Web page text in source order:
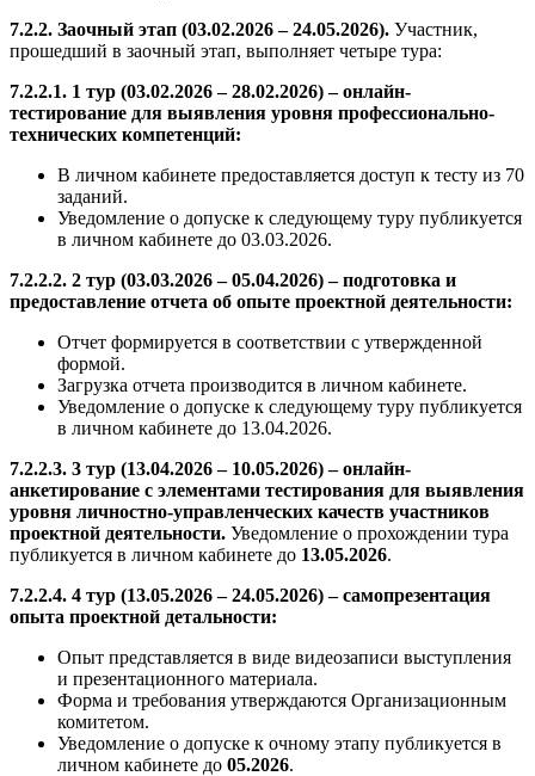
7.2.2. Заочный этап (03.02.2026 – 24.05.2026). Участник,
прошедший в заочный этап, выполняет четыре тура:
7.2.2.1. 1 тур (03.02.2026 – 28.02.2026) – онлайн-
тестирование для выявления уровня профессионально-
технических компетенций:
В личном кабинете предоставляется доступ к тесту из 70
заданий.
Уведомление о допуске к следующему туру публикуется
в личном кабинете до 03.03.2026.
7.2.2.2. 2 тур (03.03.2026 – 05.04.2026) – подготовка и
предоставление отчета об опыте проектной деятельности:
Отчет формируется в соответствии с утвержденной
формой.
Загрузка отчета производится в личном кабинете.
Уведомление о допуске к следующему туру публикуется
в личном кабинете до 13.04.2026.
7.2.2.3. 3 тур (13.04.2026 – 10.05.2026) – онлайн-
анкетирование с элементами тестирования для выявления
уровня личностно-управленческих качеств участников
проектной деятельности. Уведомление о прохождении тура
публикуется в личном кабинете до 13.05.2026.
7.2.2.4. 4 тур (13.05.2026 – 24.05.2026) – самопрезентация
опыта проектной детальности:
Опыт представляется в виде видеозаписи выступления
и презентационного материала.
Форма и требования утверждаются Организационным
комитетом.
Уведомление о допуске к очному этапу публикуется в
личном кабинете до 05.2026.